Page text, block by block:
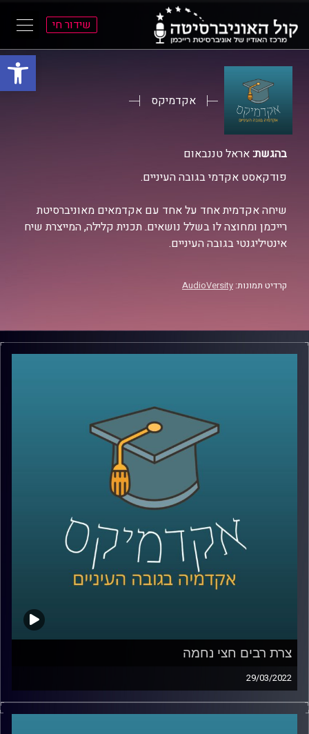
פתח
שידור חי
אקדמיקס
בהגשת:אראל טננבאום
פודקאסט אקדמי בגובה העיניים.
שיחה אקדמית אחד על אחד עם אקדמאים מאוניברסיטת
רייכמן ומחוצה לו בשלל נושאים. תכנית קלילה, המייצרת שיח
אינטיליגנטי בגובה העיניים.
קרדיט תמונות: AudioVersity
צרת רבים חצי נחמה
29/03/2022
אנחנו יודעים שצרת רבים היא חצי נחמה, אבל למה? את
ההיבטים הפסיכולוגיים של השאלה הזאת חקרה ד"ר דאפי